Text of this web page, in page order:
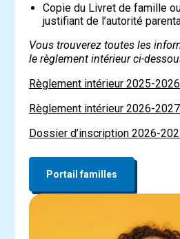
Copie du Livret de famille
justifiant de l’autorité
Vous trouverez toutes les
le règlement intérieur ci-
Règlement intérieur 2025-2026
Règlement intérieur 2026-2027
Dossier d’inscription 2026-
Portail familles